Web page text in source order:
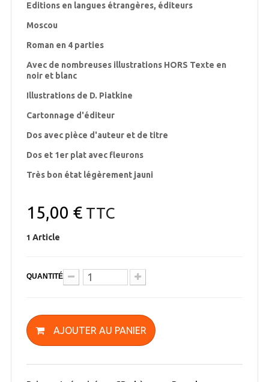
Editions en langues étrangères, éditeurs
Moscou
Roman en 4 parties
Avec de nombreuses illustrations HORS Texte en
noir et blanc
Illustrations de D. Piatkine
Cartonnage d'éditeur
Dos avec pièce d'auteur et de titre
Dos et 1er plat avec fleurons
Très bon état légèrement jauni
15,00 €TTC
1 Article
QUANTITÉ
AJOUTER AU PANIER